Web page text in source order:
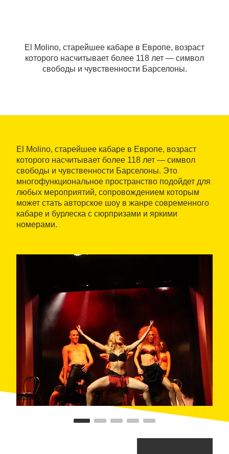
El Molino, старейшее кабаре в Европе, возраст
которого насчитывает более 118 лет — символ
свободы и чувственности Барселоны.
El Molino, старейшее кабаре в Европе, возраст
которого насчитывает более 118 лет — символ
свободы и чувственности Барселоны. Это
многофункциональное пространство подойдет для
любых мероприятий, сопровождением которым
может стать авторское шоу в жанре современного
кабаре и бурлеска с сюрпризами и яркими
номерами.